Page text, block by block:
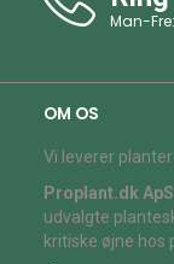
Man-
OM OS
Vi leverer
Proplant.dk ApS
udvalgte
kritiske øjne hos